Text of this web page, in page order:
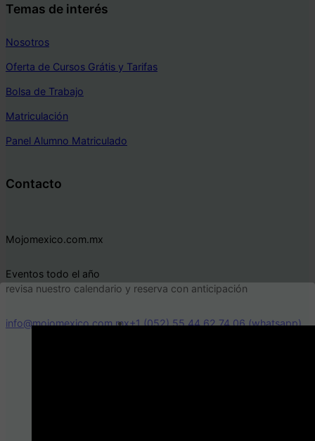
Temas de interés
Nosotros
Oferta de Cursos Grátis y Tarifas
Bolsa de Trabajo
Matriculación
Panel Alumno Matriculado
Contacto
Mojomexico.com.mx
Eventos todo el año
revisa nuestro calendario y reserva con anticipación
info@mojomexico.com.mx+1 (052) 55 44 62 74 06 (whatsapp)